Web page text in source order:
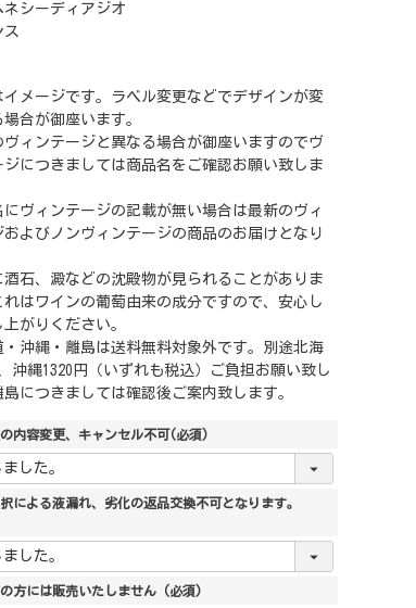
ネシーディアジオ
ス
イメージです。ラベル変更などでデザインが変
場合が御座います。
ヴィンテージと異なる場合が御座いますのでヴ
ジにつきましては商品名をご確認お願い致しま
にヴィンテージの記載が無い場合は最新のヴィ
およびノンヴィンテージの商品のお届けとなり
酒石、澱などの沈殿物が見られることがありま
れはワインの葡萄由来の成分ですので、安心し
がりください。
・沖縄・離島は送料無料対象外です。別途北海
沖縄1320円（いずれも税込）ご負担お願い致し
島につきましては確認後ご案内致します。
内容変更、キャンセル不可 (必須)
による液漏れ、劣化の返品交換不可となります。
方には販売いたしません (必須)